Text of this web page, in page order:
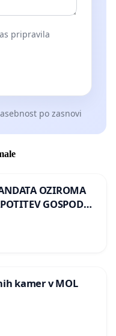
pripravila
po zasnovi
OZIROMA
GOSPODA
kamer v MOL